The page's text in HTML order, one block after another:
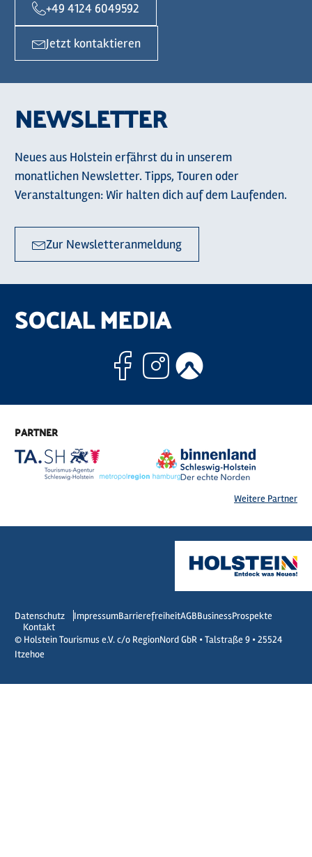
+49 4124 6049592
Jetzt kontaktieren
NEWSLETTER
Neues aus Holstein erfährst du in unserem
monatlichen Newsletter. Tipps, Touren oder
Veranstaltungen: Wir halten dich auf dem Laufenden.
Zur Newsletteranmeldung
SOCIAL MEDIA
Facebook
Instagram
PARTNER
Weitere Partner
Datenschutz ImpressumBarrierefreiheitAGBBusinessProspekte
Kontakt
© Holstein Tourismus e.V. c/o RegionNord GbR • Talstraße 9 • 25524
Itzehoe